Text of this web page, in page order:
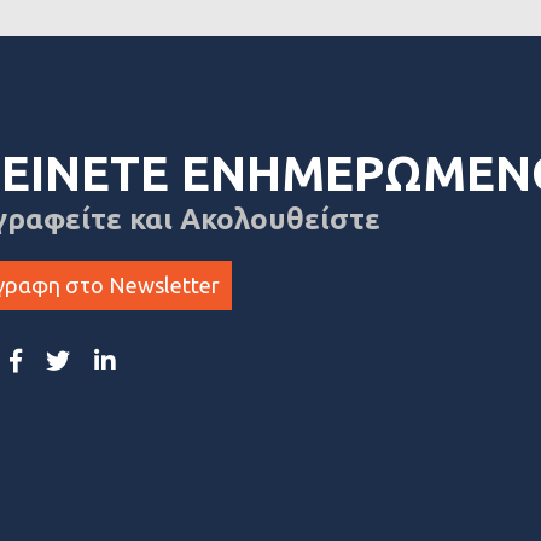
και Ακολουθείστε
στο Newsletter